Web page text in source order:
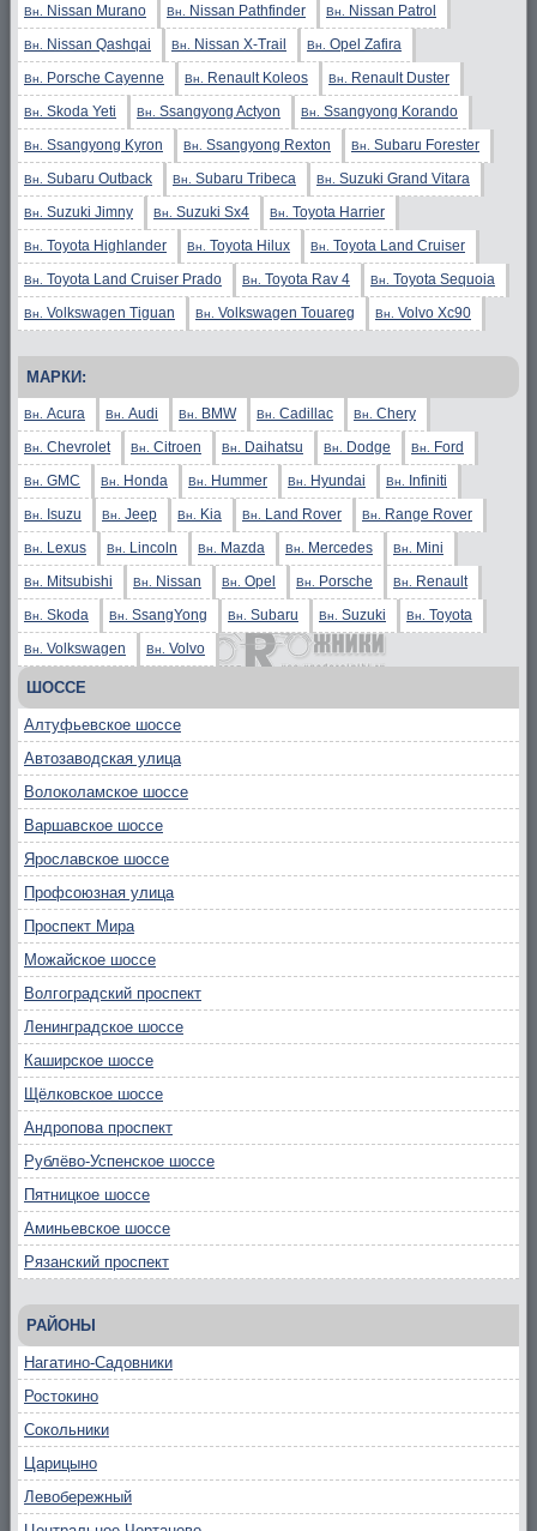
Вн. Nissan Murano Вн. Nissan Pathfinder Вн. Nissan Patrol
Вн. Nissan Qashqai Вн. Nissan X-Trail Вн. Opel Zafira
Вн. Porsche Cayenne Вн. Renault Koleos Вн. Renault Duster
Вн. Skoda Yeti Вн. Ssangyong Actyon Вн. Ssangyong Korando
Вн. Ssangyong Kyron Вн. Ssangyong Rexton Вн. Subaru Forester
Вн. Subaru Outback Вн. Subaru Tribeca Вн. Suzuki Grand Vitara
Вн. Suzuki Jimny Вн. Suzuki Sx4 Вн. Toyota Harrier
Вн. Toyota Highlander Вн. Toyota Hilux Вн. Toyota Land Cruiser
Вн. Toyota Land Cruiser Prado Вн. Toyota Rav 4 Вн. Toyota Sequoia
Вн. Volkswagen Tiguan Вн. Volkswagen Touareg Вн. Volvo Xc90
МАРКИ:
Вн. Acura Вн. Audi Вн. BMW Вн. Cadillac Вн. Chery
Вн. Chevrolet Вн. Citroen Вн. Daihatsu Вн. Dodge Вн. Ford
Вн. GMC Вн. Honda Вн. Hummer Вн. Hyundai Вн. Infiniti
Вн. Isuzu Вн. Jeep Вн. Kia Вн. Land Rover Вн. Range Rover
Вн. Lexus Вн. Lincoln Вн. Mazda Вн. Mercedes Вн. Mini
Вн. Mitsubishi Вн. Nissan Вн. Opel Вн. Porsche Вн. Renault
Вн. Skoda Вн. SsangYong Вн. Subaru Вн. Suzuki Вн. Toyota
Вн. Volkswagen Вн. Volvo
ШОССЕ
Алтуфьевское шоссе
Автозаводская улица
Волоколамское шоссе
Варшавское шоссе
Ярославское шоссе
Профсоюзная улица
Проспект Мира
Можайское шоссе
Волгоградский проспект
Ленинградское шоссе
Каширское шоссе
Щёлковское шоссе
Андропова проспект
Рублёво-Успенское шоссе
Пятницкое шоссе
Аминьевское шоссе
Рязанский проспект
РАЙОНЫ
Нагатино-Садовники
Ростокино
Сокольники
Царицыно
Левобережный